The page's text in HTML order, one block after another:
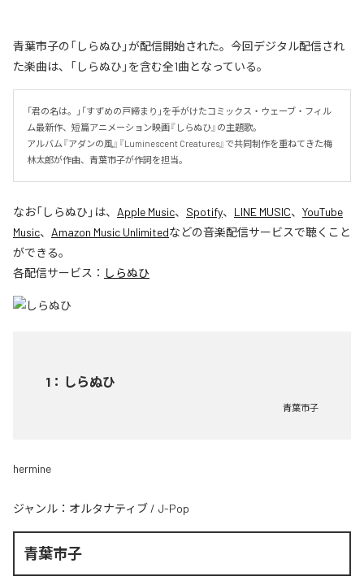
青葉市子の「しらぬひ」が配信開始された。今回デジタル配信され
た楽曲は、「しらぬひ」を含む全1曲となっている。
「君の名は。」「すずめの戸締まり」を手がけたコミックス・ウェーブ・フィル
ム最新作、短篇アニメーション映画『しらぬひ』の主題歌。
アルバム『アダンの風』『Luminescent Creatures』で共同制作を重ねてきた梅
林太郎が作曲、青葉市子が作詞を担当。
なお「しらぬひ 」は、 Apple Music、 Spotify、 LINE MUSIC、 YouTube
Music、 Amazon Music Unlimitedなどの音楽配信サービスで聴くこと
ができる。
各配信サービス： しらぬひ
1 ： しらぬひ
青葉市子
hermine
ジャンル： オルタナティブ / J-Pop
青葉市子